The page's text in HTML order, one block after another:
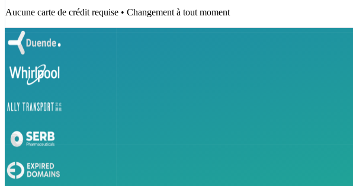
Aucune carte de crédit requise • Changement à tout moment